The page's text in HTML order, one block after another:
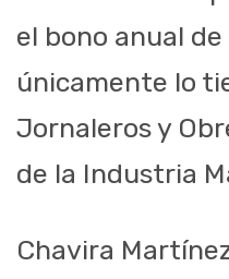
el bono anual
únicamente lo
Jornaleros y
de la Industria
Chavira